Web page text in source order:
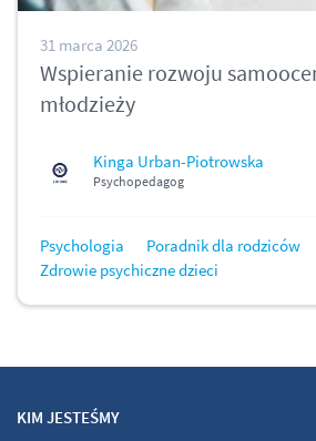
31 marca 2026
Wspieranie rozwoju
młodzieży
Kinga Urban-Piotrowska
Psychopedagog
Psychologia
Poradnik dla rodziców
Zdrowie psychiczne dzieci
KIM JESTEŚMY